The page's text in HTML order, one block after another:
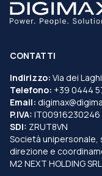
CONTATTI
Indirizzo: Via dei
Telefono: +39 0444
Email:
P.IVA: IT00916230246
SDI: ZRUT8VN
Società
direzione e
M2 NEXT HOLDING SRL